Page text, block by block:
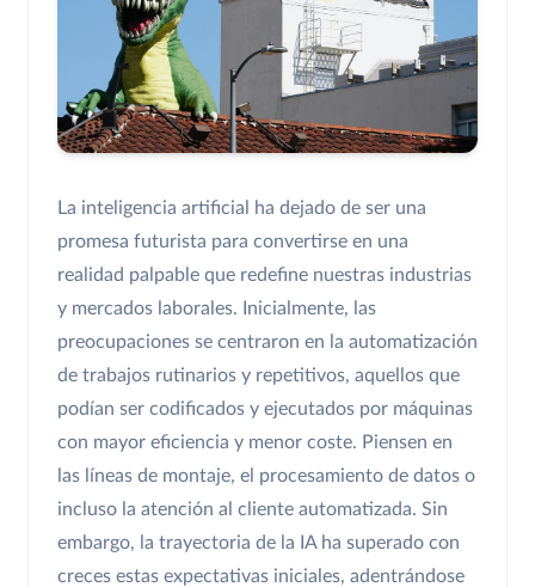
La inteligencia artificial ha dejado de ser una
promesa futurista para convertirse en una
realidad palpable que redefine nuestras industrias
y mercados laborales. Inicialmente, las
preocupaciones se centraron en la automatización
de trabajos rutinarios y repetitivos, aquellos que
podían ser codificados y ejecutados por máquinas
con mayor eficiencia y menor coste. Piensen en
las líneas de montaje, el procesamiento de datos o
incluso la atención al cliente automatizada. Sin
embargo, la trayectoria de la IA ha superado con
creces estas expectativas iniciales, adentrándose